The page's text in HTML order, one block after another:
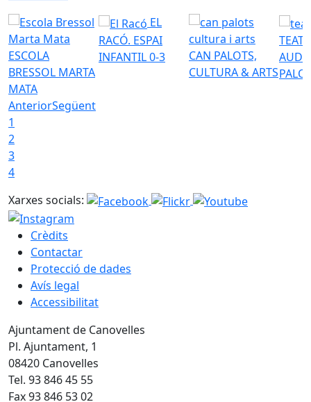
ESCOLA
BRESSOL MARTA
MATA
EL
RACÓ. ESPAI
INFANTIL 0-3
CAN PALOTS,
CULTURA & ARTS
AnteriorSegüent
1
2
3
4
Xarxes socials:
Crèdits
Contactar
Protecció de dades
Avís legal
Accessibilitat
Ajuntament de Canovelles
Pl. Ajuntament, 1
08420 Canovelles
Tel. 93 846 45 55
Fax 93 846 53 02